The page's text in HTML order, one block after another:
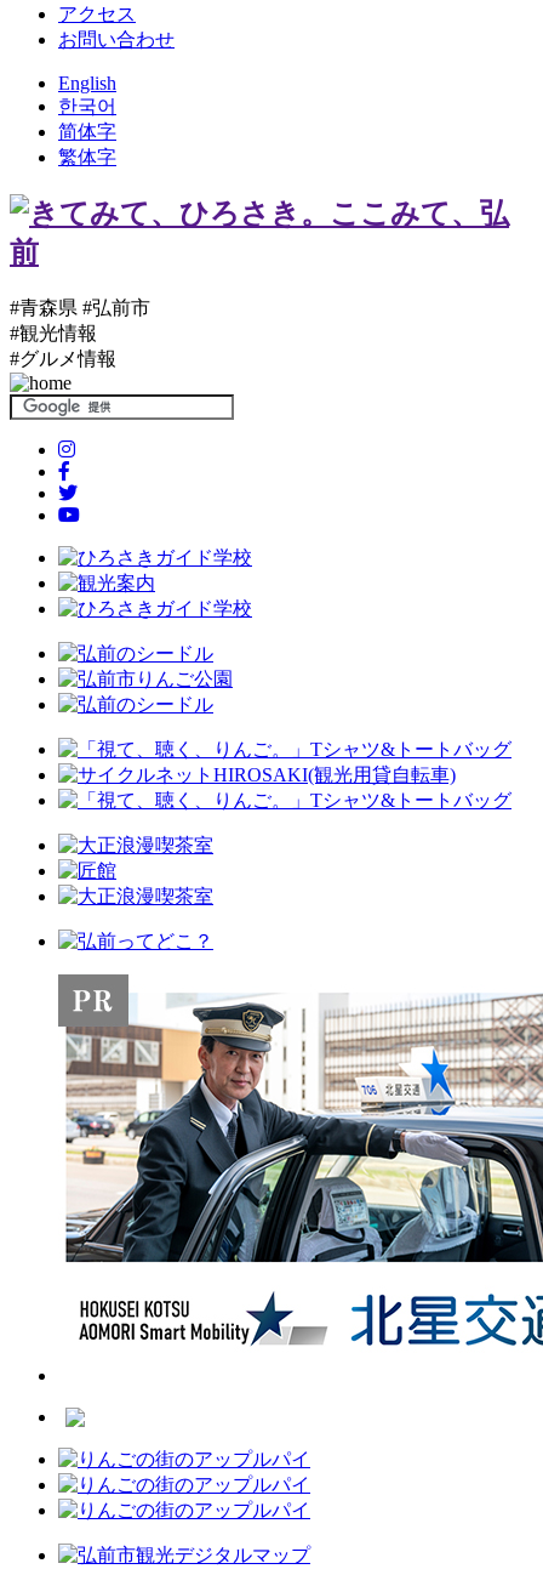
アクセス
お問い合わせ
English
한국어
简体字
繁体字
#青森県 #弘前市
#観光情報
#グルメ情報